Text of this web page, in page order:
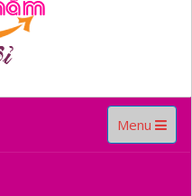
Toggle
navigation
Menu